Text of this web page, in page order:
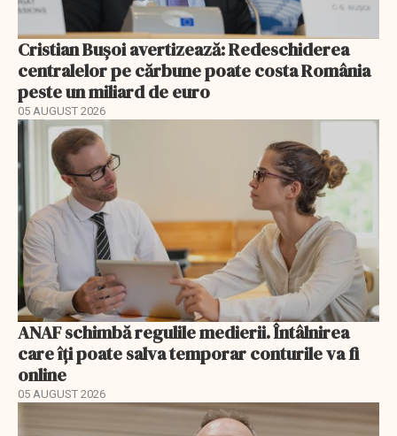
Cristian Bușoi avertizează: Redeschiderea
centralelor pe cărbune poate costa România
peste un miliard de euro
05 AUGUST 2026
ANAF schimbă regulile medierii. Întâlnirea
care îți poate salva temporar conturile va fi
online
05 AUGUST 2026